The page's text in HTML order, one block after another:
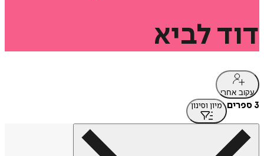
דוד לביא
עקוב אחרי
3 ספרים מיון וסינון